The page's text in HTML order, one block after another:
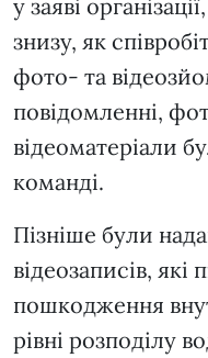
у заяві
знизу, як
фото- та
повідомленні,
відеоматеріали
команді.
Пізніше були
відеозаписів, які
пошкодження
рівні розподілу